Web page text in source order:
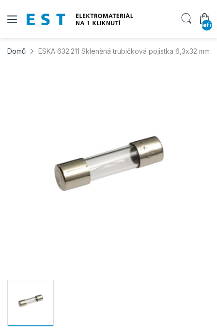
Domů ESKA 632.211 Skleněná trubičková pojistka 6,3x32 mm